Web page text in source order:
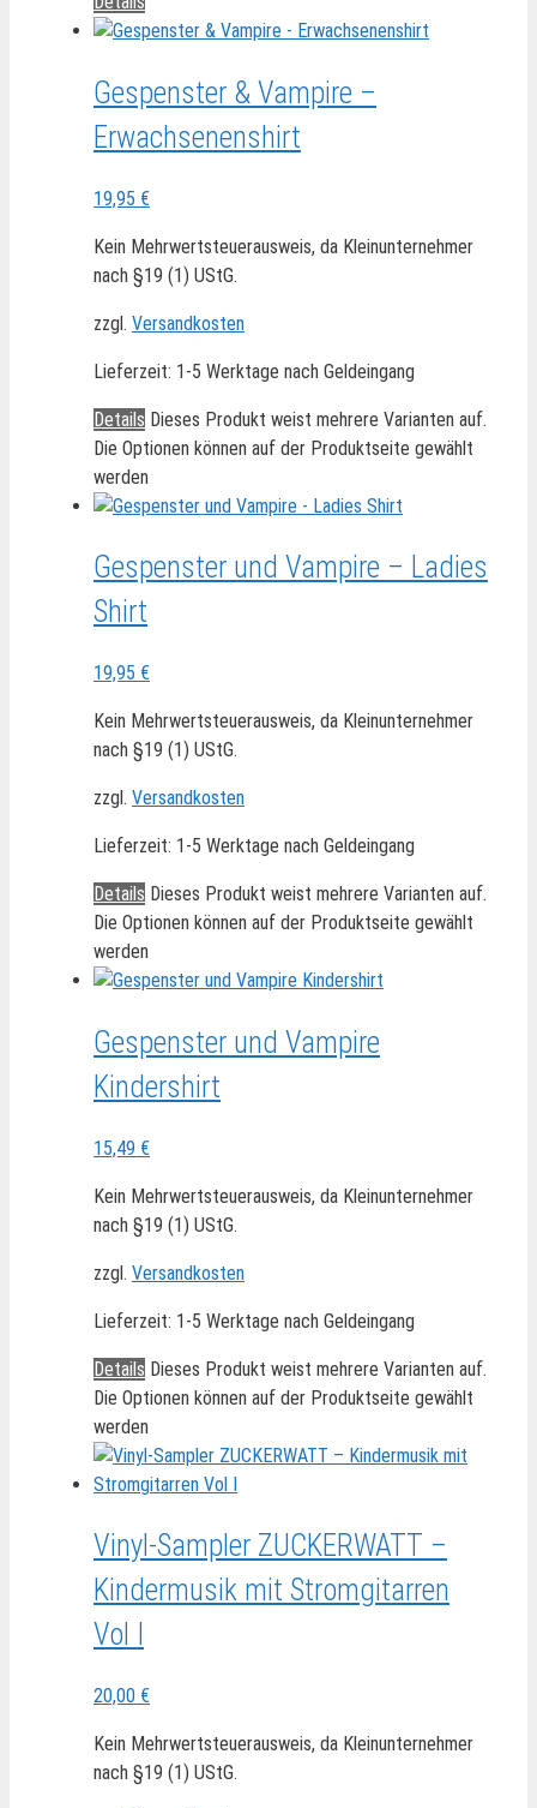
Gespenster & Vampire –
Erwachsenenshirt
19,95 €
Kein Mehrwertsteuerausweis, da Kleinunternehmer
nach §19 (1) UStG.
zzgl. Versandkosten
Lieferzeit: 1-5 Werktage nach Geldeingang
Details Dieses Produkt weist mehrere Varianten auf.
Die Optionen können auf der Produktseite gewählt
werden
Gespenster und Vampire – Ladies
Shirt
19,95 €
Kein Mehrwertsteuerausweis, da Kleinunternehmer
nach §19 (1) UStG.
zzgl. Versandkosten
Lieferzeit: 1-5 Werktage nach Geldeingang
Details Dieses Produkt weist mehrere Varianten auf.
Die Optionen können auf der Produktseite gewählt
werden
Gespenster und Vampire
Kindershirt
15,49 €
Kein Mehrwertsteuerausweis, da Kleinunternehmer
nach §19 (1) UStG.
zzgl. Versandkosten
Lieferzeit: 1-5 Werktage nach Geldeingang
Details Dieses Produkt weist mehrere Varianten auf.
Die Optionen können auf der Produktseite gewählt
werden
Vinyl-Sampler ZUCKERWATT –
Kindermusik mit Stromgitarren
Vol I
20,00 €
Kein Mehrwertsteuerausweis, da Kleinunternehmer
nach §19 (1) UStG.